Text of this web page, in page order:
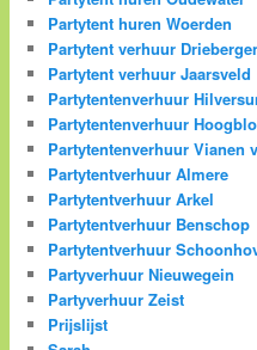
Partytent huren Woerden
Partytent verhuur
Partytent verhuur Jaarsveld
Partytentenverhuur
Partytentenverhuur
Partytentenverhuur Vianen
Partytentverhuur Almere
Partytentverhuur Arkel
Partytentverhuur Benschop
Partytentverhuur
Partyverhuur Nieuwegein
Partyverhuur Zeist
Prijslijst